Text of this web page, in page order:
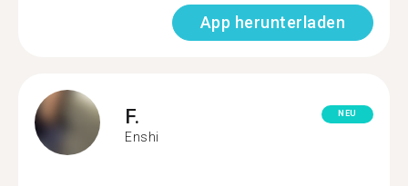
App herunterladen
F.
Enshi
NEU